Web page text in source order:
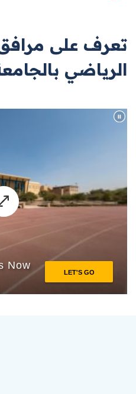
تعرف على مرافق
الرياضي بالجامعة